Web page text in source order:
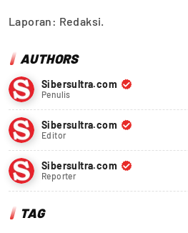
Laporan: Redaksi.
AUTHORS
Sibersultra.com
Penulis
Sibersultra.com
Editor
Sibersultra.com
Reporter
TAG